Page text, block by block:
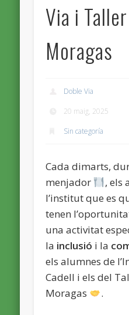
Via i
Moragas
Doble Via
20 maig, 2025
Sin categoría
Cada dimarts,
menjador
, els
l’institut que es
tenen
una activitat
la inclusió i la
els alumnes de
Cadell i els del
Moragas
.